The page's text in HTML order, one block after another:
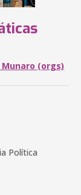
Munaro (orgs)
Política